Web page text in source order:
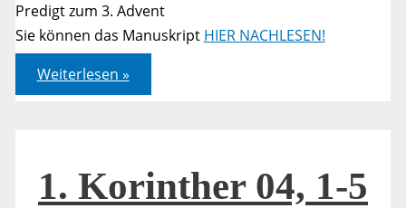
Predigt zum 3. Advent
Sie können das Manuskript HIER NACHLESEN!
1.
Korinther
04,
Weiterlesen »
1. Korinther 04, 1-5